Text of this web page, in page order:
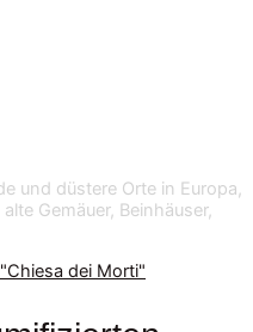
und düstere Orte in Europa,
Gemäuer, Beinhäuser,